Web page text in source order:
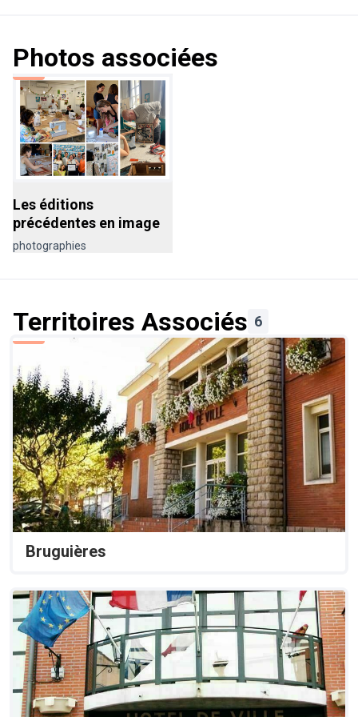
Photos associées
Les éditions
précédentes en image
photographies
Territoires Associés 6
Bruguières